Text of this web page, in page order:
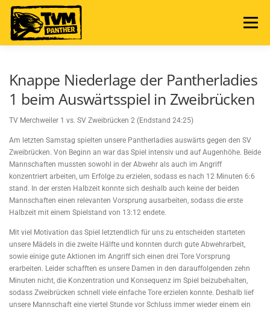
Zum
Inhalt
springen
Menü
Knappe Niederlage der Pantherladies
1 beim Auswärtsspiel in Zweibrücken
TV Merchweiler 1 vs. SV Zweibrücken 2 (Endstand 24:25)
Am letzten Samstag spielten unsere Pantherladies auswärts gegen den SV
Zweibrücken. Von Beginn an war das Spiel intensiv und auf Augenhöhe. Beide
Mannschaften mussten sowohl in der Abwehr als auch im Angriff
konzentriert arbeiten, um Erfolge zu erzielen, sodass es nach 12 Minuten 6:6
stand. In der ersten Halbzeit konnte sich deshalb auch keine der beiden
Mannschaften einen relevanten Vorsprung ausarbeiten, sodass die erste
Halbzeit mit einem Spielstand von 13:12 endete.
Mit viel Motivation das Spiel letztendlich für uns zu entscheiden starteten
unsere Mädels in die zweite Hälfte und konnten durch gute Abwehrarbeit,
sowie einige gute Aktionen im Angriff sich einen drei Tore Vorsprung
erarbeiten. Leider schafften es unsere Damen in den darauffolgenden zehn
Minuten nicht, die Konzentration und Konsequenz im Spiel beizubehalten,
sodass Zweibrücken schnell viele einfache Tore erzielen konnte. Deshalb lief
unsere Mannschaft eine viertel Stunde vor Schluss immer wieder einem ein